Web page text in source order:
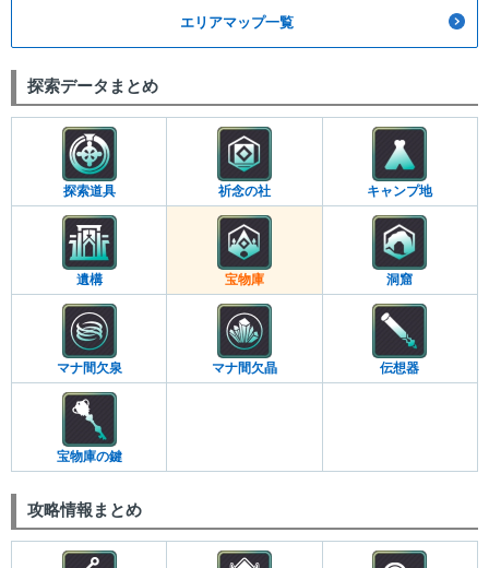
エリアマップ一覧
探索データまとめ
探索道具 祈念の社 キャンプ地
遺構 宝物庫 洞窟
マナ間欠泉 マナ間欠晶 伝想器
宝物庫の鍵
攻略情報まとめ